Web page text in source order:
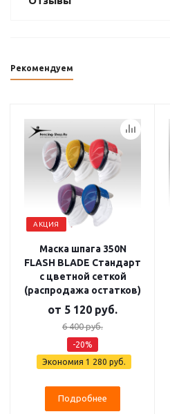
Рекомендуем
АКЦИЯ
Маска шпага 350N
FLASH BLADE Стандарт
с цветной сеткой
(распродажа остатков)
от 5 120 руб.
6 400 руб.
-20%
Экономия 1 280 руб.
Подробнее